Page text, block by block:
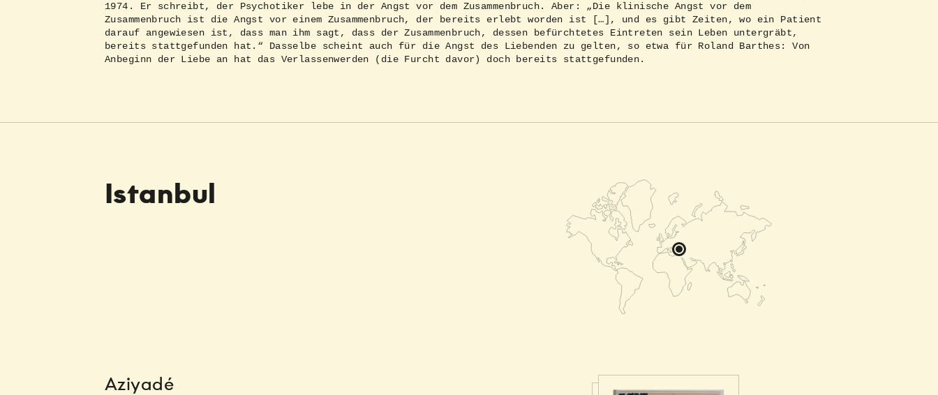
1974. Er schreibt, der Psychotiker lebe in der Angst vor dem Zusammenbruch. Aber: „Die klinische Angst vor dem
Zusammenbruch ist die Angst vor einem Zusammenbruch, der bereits erlebt worden ist […], und es gibt Zeiten, wo ein Patient
darauf angewiesen ist, dass man ihm sagt, dass der Zusammenbruch, dessen befürchtetes Eintreten sein Leben untergräbt,
bereits stattgefunden hat.“ Dasselbe scheint auch für die Angst des Liebenden zu gelten, so etwa für Roland Barthes: Von
Anbeginn der Liebe an hat das Verlassenwerden (die Furcht davor) doch bereits stattgefunden.
Istanbul
Aziyadé